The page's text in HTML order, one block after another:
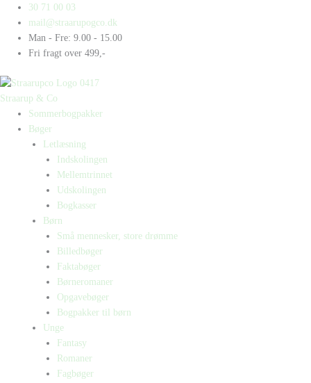
indholdet
30 71 00 03
mail@straarupogco.dk
Man - Fre: 9.00 - 15.00
Fri fragt over 499,-
Straarup & Co
Sommerbogpakker
Bøger
Letlæsning
Indskolingen
Mellemtrinnet
Udskolingen
Bogkasser
Børn
Små mennesker, store drømme
Billedbøger
Faktabøger
Børneromaner
Opgavebøger
Bogpakker til børn
Unge
Fantasy
Romaner
Fagbøger
Products
search
Products
search